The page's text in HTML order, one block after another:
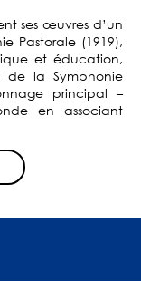
ses œuvres d’un
Pastorale (1919),
et éducation,
de la Symphonie
principal –
en associant